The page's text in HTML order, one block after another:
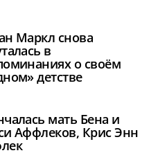
Маркл снова
в
о своём
детстве
мать Бена и
Аффлеков, Крис Энн